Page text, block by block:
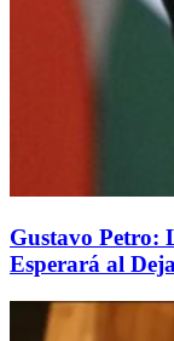
Gustavo Petro:
Esperará al